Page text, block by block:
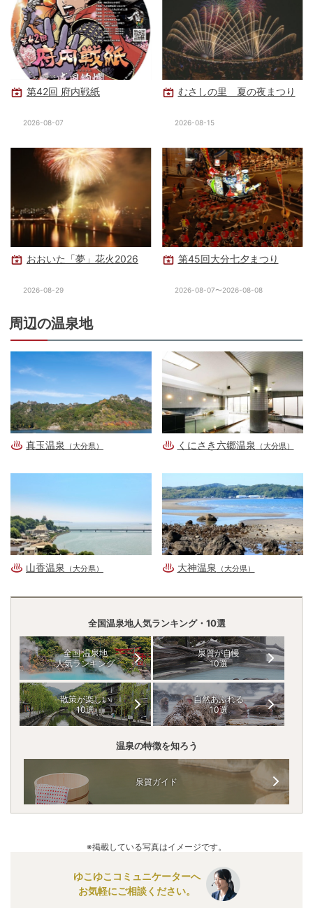
第42回 府内戦紙
2026-08-07
むさしの里 夏の夜まつり
2026-08-15
おおいた「夢」花火2026
2026-08-29
第45回大分七夕まつり
2026-08-07〜2026-08-08
周辺の温泉地
真玉温泉 （大分県） くにさき六郷温泉 （大分県）
山香温泉 （大分県） 大神温泉 （大分県）
全国温泉地人気ランキング・10選
全国 温泉地
人気ランキング
泉質が自慢
10選
散策が楽しい
10選
自然あふれる
10選
温泉の特徴を知ろう
泉質ガイド
※掲載している写真はイメージです。
ゆこゆこコミュニケーターへ
お気軽にご相談ください。